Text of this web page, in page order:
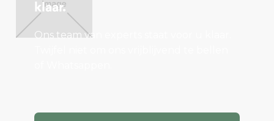
klaar.
Ons team van experts staat voor u klaar.